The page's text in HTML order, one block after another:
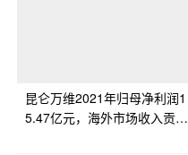
昆仑万维2021年归母净利润1
5.47亿元，海外市场收入贡献